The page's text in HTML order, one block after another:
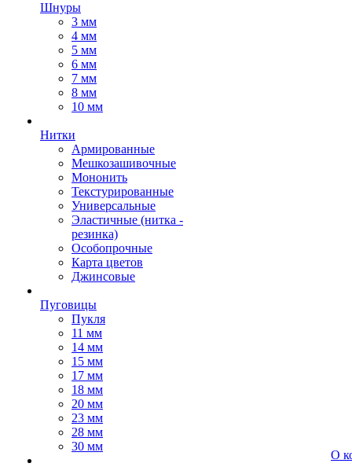
Шнуры
3 мм
4 мм
5 мм
6 мм
7 мм
8 мм
10 мм
Нитки
Армированные
Мешкозашивочные
Мононить
Текстурированные
Универсальные
Эластичные (нитка -
резинка)
Особопрочные
Карта цветов
Джинсовые
Пуговицы
Пукля
11 мм
14 мм
15 мм
17 мм
18 мм
20 мм
23 мм
28 мм
30 мм
О